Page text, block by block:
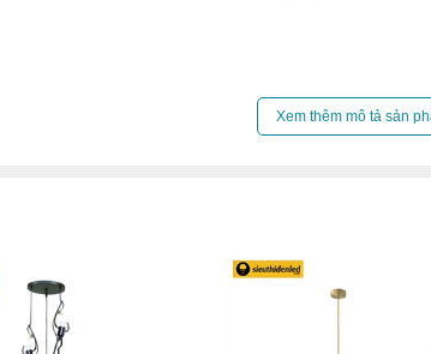
Đèn chao thả đèn thả đơn,
Đèn chao thả penthouse
Xem thêm mô tả sản